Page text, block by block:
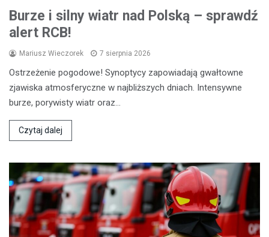
Burze i silny wiatr nad Polską – sprawdź
alert RCB!
Mariusz Wieczorek 7 sierpnia 2026
Ostrzeżenie pogodowe! Synoptycy zapowiadają gwałtowne
zjawiska atmosferyczne w najbliższych dniach. Intensywne
burze, porywisty wiatr oraz…
Czytaj dalej